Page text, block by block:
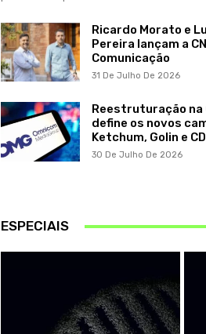
Ricardo Morato e
Pereira lançam a
Comunicação
31 De Julho De 2026
Reestruturação na
define os novos
Ketchum, Golin e
30 De Julho De 2026
ESPECIAIS